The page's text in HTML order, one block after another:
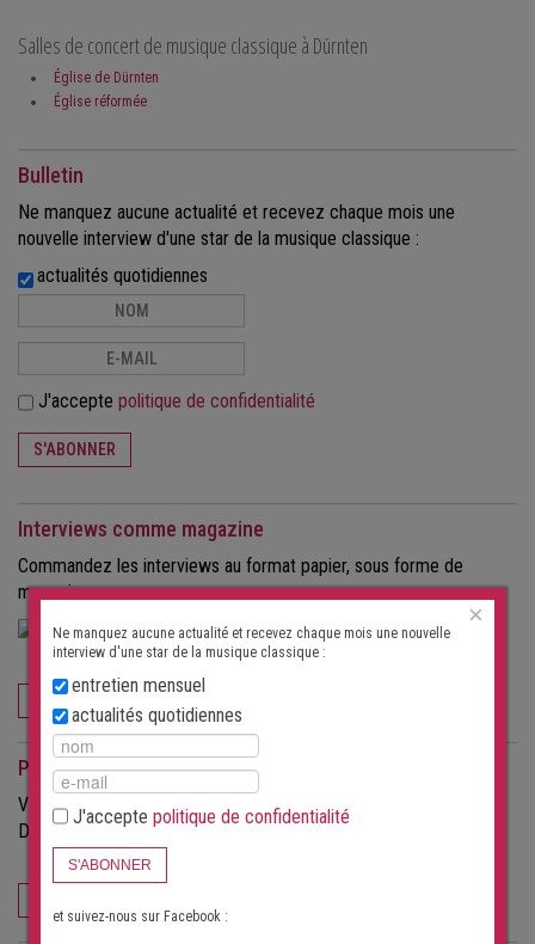
Salles de concert de musique classique à Dürnten
Église de Dürnten
Église réformée
Bulletin
Ne manquez aucune actualité et recevez chaque mois une
nouvelle interview d'une star de la musique classique :
actualités quotidiennes
J'accepte politique de confidentialité
S'ABONNER
Interviews comme magazine
Commandez les interviews au format papier, sous forme de
magazine.
COMMANDEZ MAINTENANT
Pour les organisateurs
Vous souhaitez attirer plus de spectateurs à vos concerts ?
Découvrez les possibilités offertes par ce portail.
×
Ne manquez aucune actualité et recevez chaque mois une nouvelle
interview d'une star de la musique classique :
entretien mensuel
actualités quotidiennes
J'accepte politique de confidentialité
S'ABONNER
et suivez-nous sur Facebook :